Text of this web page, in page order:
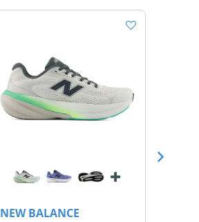
NEW BALANCE